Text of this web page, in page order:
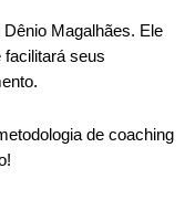
Magalhães. Ele
seus
de coaching